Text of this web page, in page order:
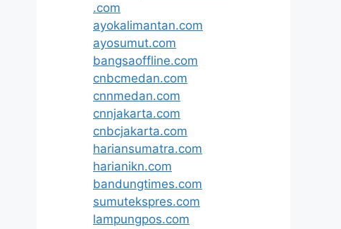
.com
ayokalimantan.com
ayosumut.com
bangsaoffline.com
cnbcmedan.com
cnnmedan.com
cnnjakarta.com
cnbcjakarta.com
hariansumatra.com
harianikn.com
bandungtimes.com
sumutekspres.com
lampungpos.com